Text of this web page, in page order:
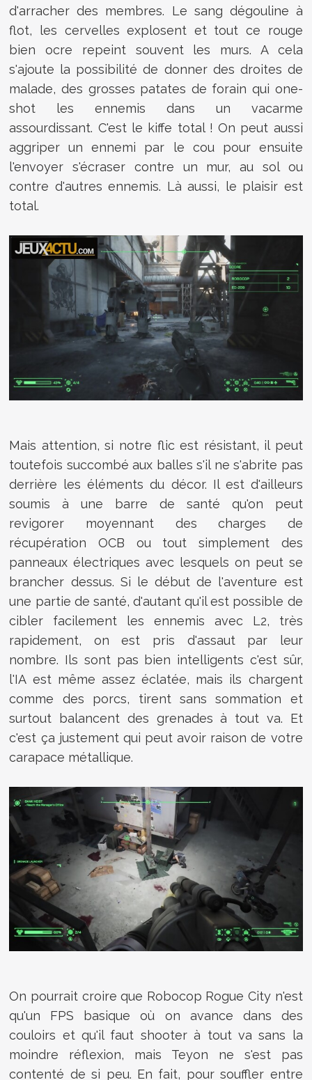
d'arracher des membres. Le sang dégouline à
flot, les cervelles explosent et tout ce rouge
bien ocre repeint souvent les murs. A cela
s'ajoute la possibilité de donner des droites de
malade, des grosses patates de forain qui one-
shot les ennemis dans un vacarme
assourdissant. C'est le kiffe total ! On peut aussi
aggriper un ennemi par le cou pour ensuite
l'envoyer s'écraser contre un mur, au sol ou
contre d'autres ennemis. Là aussi, le plaisir est
total.
Mais attention, si notre flic est résistant, il peut
toutefois succombé aux balles s'il ne s'abrite pas
derrière les éléments du décor. Il est d'ailleurs
soumis à une barre de santé qu'on peut
revigorer moyennant des charges de
récupération OCB ou tout simplement des
panneaux électriques avec lesquels on peut se
brancher dessus. Si le début de l'aventure est
une partie de santé, d'autant qu'il est possible de
cibler facilement les ennemis avec L2, très
rapidement, on est pris d'assaut par leur
nombre. Ils sont pas bien intelligents c'est sûr,
l'IA est même assez éclatée, mais ils chargent
comme des porcs, tirent sans sommation et
surtout balancent des grenades à tout va. Et
c'est ça justement qui peut avoir raison de votre
carapace métallique.
On pourrait croire que Robocop Rogue City n'est
qu'un FPS basique où on avance dans des
couloirs et qu'il faut shooter à tout va sans la
moindre réflexion, mais Teyon ne s'est pas
contenté de si peu. En fait, pour souffler entre